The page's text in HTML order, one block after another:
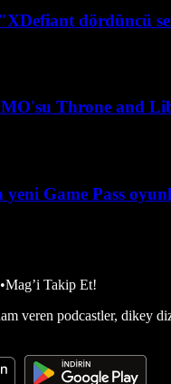
dördüncü
Throne and
yeni Game Pass
Takip Et!
veren podcastler, dikey